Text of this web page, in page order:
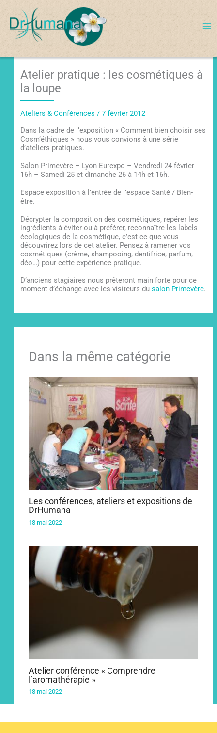
contenu
Atelier pratique : les cosmétiques à
la loupe
Ateliers & Conférences /7 février 2012
Dans la cadre de l’exposition « Comment bien choisir ses
Cosm’éthiques » nous vous convions à une série
d’ateliers pratiques.
Salon Primevère – Lyon Eurexpo – Vendredi 24 février
16h – Samedi 25 et dimanche 26 à 14h et 16h.
Espace exposition à l’entrée de l’espace Santé / Bien-
être.
Décrypter la composition des cosmétiques, repérer les
ingrédients à éviter ou à préférer, reconnaître les labels
écologiques de la cosmétique, c’est ce que vous
découvrirez lors de cet atelier. Pensez à ramener vos
cosmétiques (crème, shampooing, dentifrice, parfum,
déo…) pour cette expérience pratique.
D’anciens stagiaires nous prêteront main forte pour ce
moment d’échange avec les visiteurs dusalon Primevère.
Dans la même catégorie
Les conférences, ateliers et expositions de
DrHumana
18 mai 2022
Atelier conférence « Comprendre
l’aromathérapie »
18 mai 2022